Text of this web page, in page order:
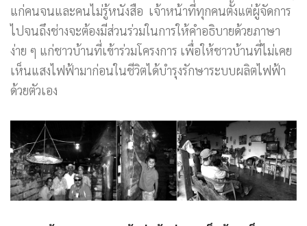
แก่คนจนและคนไม่รู้หนังสือ เจ้าหน้าที่ทุกคนตั้งแต่ผู้จัดการ
ไปจนถึงช่างจะต้องมีส่วนร่วมในการให้คำอธิบายด้วยภาษา
ง่าย ๆ แก่ชาวบ้านที่เข้าร่วมโครงการ เพื่อให้ชาวบ้านที่ไม่เคย
เห็นแสงไฟฟ้ามาก่อนในชีวิตได้บำรุงรักษาระบบผลิตไฟฟ้า
ด้วยตัวเอง